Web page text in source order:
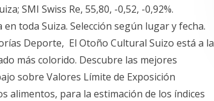
SMI Swiss Re, 55,80, -0,52, -0,92%.
toda Suiza. Selección según lugar y fecha.
Deporte, El Otoño Cultural Suizo está a la
más colorido. Descubre las mejores
sobre Valores Límite de Exposición
alimentos, para la estimación de los índices